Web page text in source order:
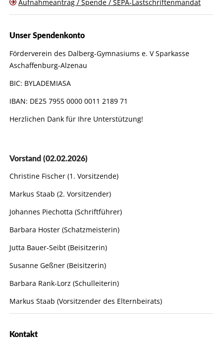
Aufnahmeantrag / Spende / SEPA-Lastschriftenmandat
Unser Spendenkonto
Förderverein des Dalberg-Gymnasiums e. V Sparkasse
Aschaffenburg-Alzenau
BIC: BYLADEMIASA
IBAN: DE25 7955 0000 0011 2189 71
Herzlichen Dank für Ihre Unterstützung!
Vorstand (02.02.2026)
Christine Fischer (1. Vorsitzende)
Markus Staab (2. Vorsitzender)
Johannes Piechotta (Schriftführer)
Barbara Hoster (Schatzmeisterin)
Jutta Bauer-Seibt (Beisitzerin)
Susanne Geßner (Beisitzerin)
Barbara Rank-Lorz (Schulleiterin)
Markus Staab (Vorsitzender des Elternbeirats)
Kontakt